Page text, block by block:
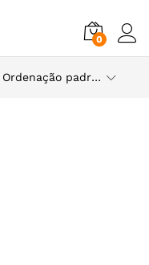
0
Ordenação padrão